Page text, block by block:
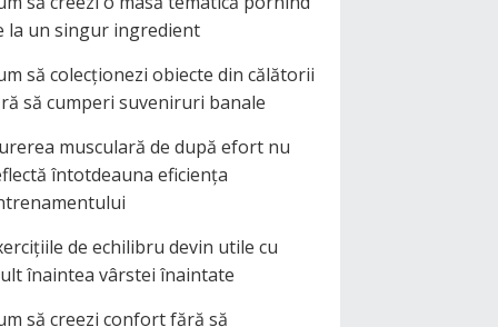
la un singur ingredient
să colecționezi obiecte din călătorii
să cumperi suveniruri banale
musculară de după efort nu
întotdeauna eficiența
de echilibru devin utile cu
înaintea vârstei înaintate
să creezi confort fără să